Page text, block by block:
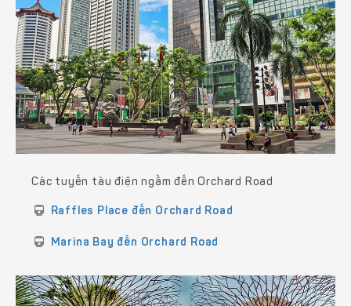
Các tuyến tàu điện ngầm đến Orchard Road
Raffles Place đến Orchard Road
Marina Bay đến Orchard Road